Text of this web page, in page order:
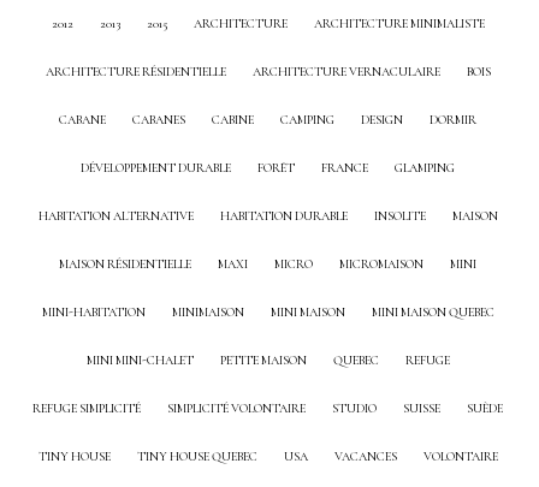
2012 2013 2015 ARCHITECTURE ARCHITECTURE MINIMALISTE
ARCHITECTURE RÉSIDENTIELLE ARCHITECTURE VERNACULAIRE BOIS
CABANE CABANES CABINE CAMPING DESIGN DORMIR
DÉVELOPPEMENT DURABLE FORÊT FRANCE GLAMPING
HABITATION ALTERNATIVE HABITATION DURABLE INSOLITE MAISON
MAISON RÉSIDENTIELLE MAXI MICRO MICROMAISON MINI
MINI-HABITATION MINIMAISON MINI MAISON MINI MAISON QUEBEC
MINI MINI-CHALET PETITE MAISON QUEBEC REFUGE
REFUGE SIMPLICITÉ SIMPLICITÉ VOLONTAIRE STUDIO SUISSE SUÈDE
TINY HOUSE TINY HOUSE QUEBEC USA VACANCES VOLONTAIRE